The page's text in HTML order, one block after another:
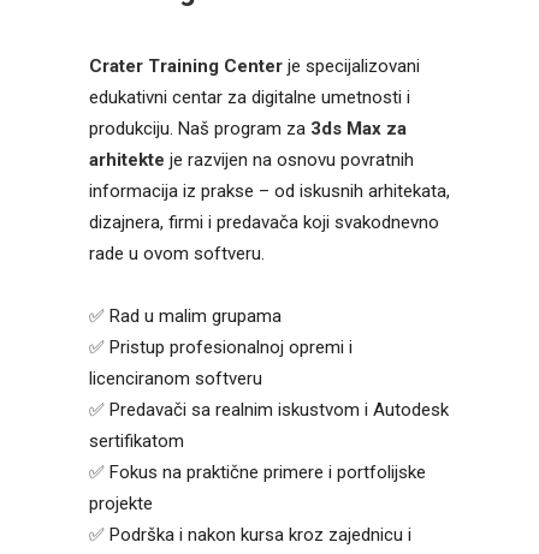
Crater Training Centerje specijalizovani
edukativni centar za digitalne umetnosti i
produkciju. Naš program za 3ds Max za
arhitekte je razvijen na osnovu povratnih
informacija iz prakse – od iskusnih arhitekata,
dizajnera, firmi i predavača koji svakodnevno
rade u ovom softveru.
✅ Rad u malim grupama
✅ Pristup profesionalnoj opremi i
licenciranom softveru
✅ Predavači sa realnim iskustvom i Autodesk
sertifikatom
✅ Fokus na praktične primere i portfolijske
projekte
✅ Podrška i nakon kursa kroz zajednicu i